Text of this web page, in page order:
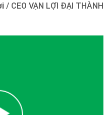
/ CEO VẠN LỢI ĐẠI THÀNH